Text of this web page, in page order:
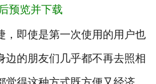
预览并下载
，即使是第一次使用的用户也
边的朋友们几乎都不再去照相